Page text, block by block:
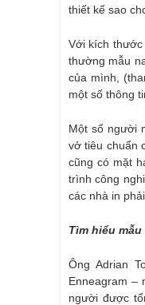
thiết kế sao
Với kích thước
thường mẫu
của mình,
một số thông
Một số người
vở tiêu chuẩn
cũng có mặt
trình công
các nhà in
Tìm hiểu
Ông Adrian
Enneagram –
người được